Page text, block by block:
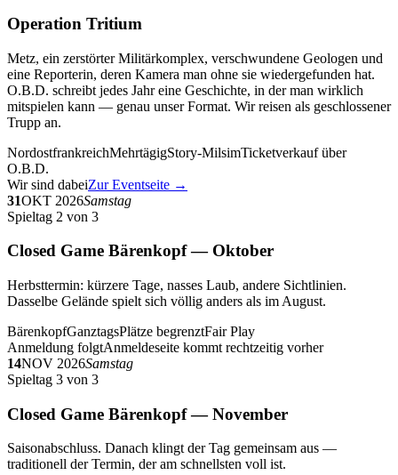
Operation Tritium
Metz, ein zerstörter Militärkomplex, verschwundene Geologen und
eine Reporterin, deren Kamera man ohne sie wiedergefunden hat.
O.B.D. schreibt jedes Jahr eine Geschichte, in der man wirklich
mitspielen kann — genau unser Format. Wir reisen als geschlossener
Trupp an.
NordostfrankreichMehrtägigStory-MilsimTicketverkauf über
O.B.D.
Wir sind dabeiZur Eventseite →
31OKT 2026Samstag
Spieltag 2 von 3
Closed Game Bärenkopf — Oktober
Herbsttermin: kürzere Tage, nasses Laub, andere Sichtlinien.
Dasselbe Gelände spielt sich völlig anders als im August.
BärenkopfGanztagsPlätze begrenztFair Play
Anmeldung folgtAnmeldeseite kommt rechtzeitig vorher
14NOV 2026Samstag
Spieltag 3 von 3
Closed Game Bärenkopf — November
Saisonabschluss. Danach klingt der Tag gemeinsam aus —
traditionell der Termin, der am schnellsten voll ist.